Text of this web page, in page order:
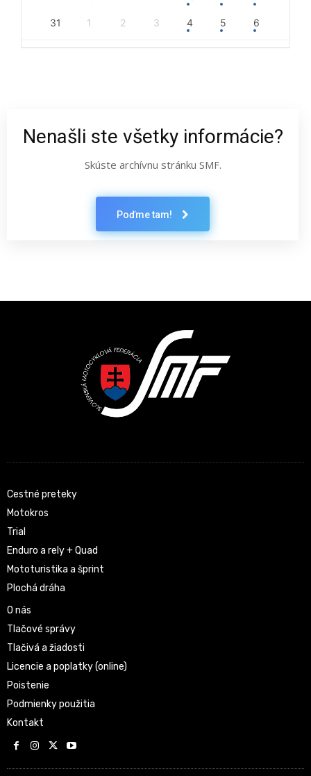
31 1 2 3 4 5 6
Nenašli ste všetky informácie?
Skúste archívnu stránku SMF.
Poďme tam!
Cestné preteky
Motokros
Trial
Enduro a rely + Quad
Mototuristika a šprint
Plochá dráha
O nás
Tlačové správy
Tlačivá a žiadosti
Licencie a poplatky (online)
Poistenie
Podmienky použitia
Kontakt